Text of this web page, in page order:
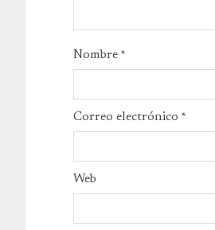
Nombre *
Correo electrónico *
Web